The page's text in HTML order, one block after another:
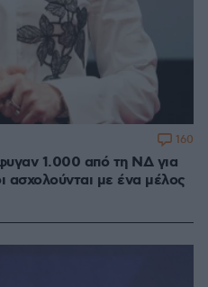
1.000 από τη ΝΔ για
ασχολούνται με ένα μέλος
160